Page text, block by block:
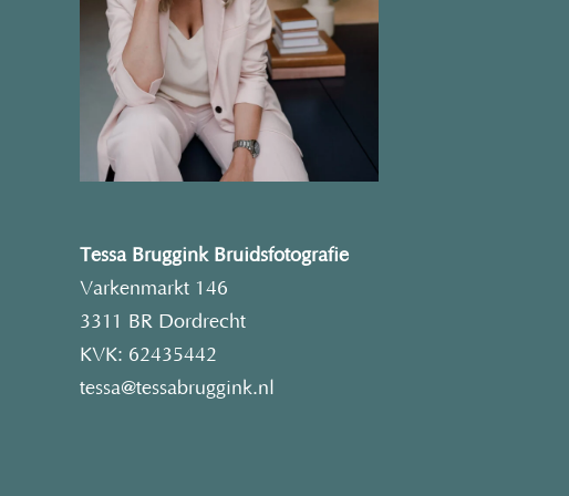
Tessa Bruggink Bruidsfotografie
Varkenmarkt 146
3311 BR Dordrecht
KVK: 62435442
tessa@tessabruggink.nl